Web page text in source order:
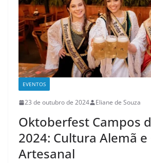
EVENTOS
23 de outubro de 2024 Eliane de Souza
Oktoberfest Campos
2024: Cultura Alemã e
Artesanal